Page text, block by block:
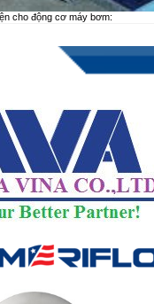
cho động cơ máy bơm: